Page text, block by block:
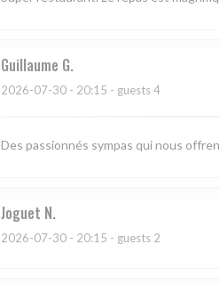
Guillaume G
2026-07-30 - 20:15 - guests 4
Des passionnés sympas qui nous
Joguet N
2026-07-30 - 20:15 - guests 2